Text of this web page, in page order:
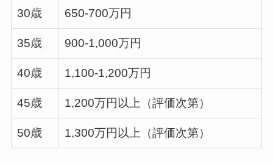
30歳 650-700万円
35歳 900-1,000万円
40歳 1,100-1,200万円
45歳 1,200万円以上（評価次第）
50歳 1,300万円以上（評価次第）